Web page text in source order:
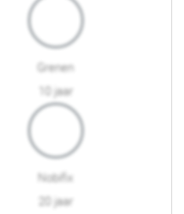
Grenen
10 jaar
Nobifix
20 jaar